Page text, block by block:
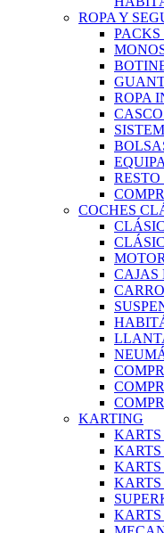
ROPA Y
PACKS
ROPA
RESTO
COCHES
CAJAS
KARTING
KARTS
KARTS
KARTS